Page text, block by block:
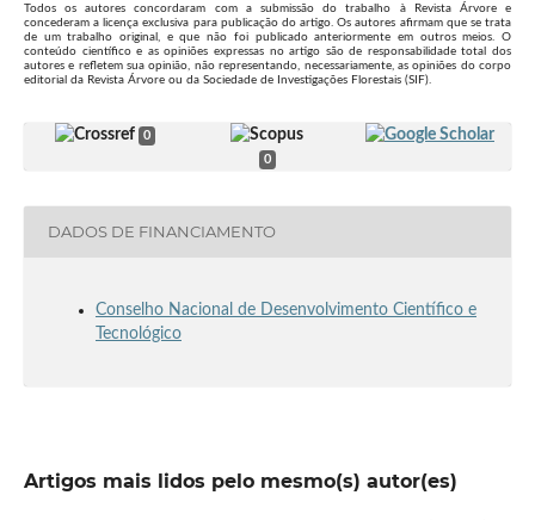
Todos os autores concordaram com a submissão do trabalho à Revista Árvore e
concederam a licença exclusiva para publicação do artigo. Os autores afirmam que se trata
de um trabalho original, e que não foi publicado anteriormente em outros meios. O
conteúdo científico e as opiniões expressas no artigo são de responsabilidade total dos
autores e refletem sua opinião, não representando, necessariamente, as opiniões do corpo
editorial da Revista Árvore ou da Sociedade de Investigações Florestais (SIF).
0
0
DADOS DE FINANCIAMENTO
Conselho Nacional de Desenvolvimento Científico e
Tecnológico
Artigos mais lidos pelo mesmo(s) autor(es)